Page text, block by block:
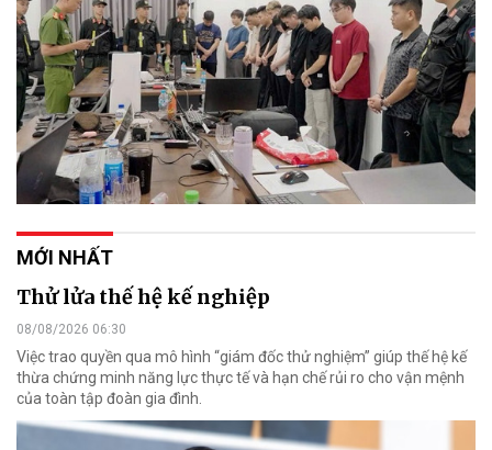
MỚI NHẤT
Thử lửa thế hệ kế nghiệp
08/08/2026 06:30
Việc trao quyền qua mô hình “giám đốc thử nghiệm” giúp thế hệ kế
thừa chứng minh năng lực thực tế và hạn chế rủi ro cho vận mệnh
của toàn tập đoàn gia đình.